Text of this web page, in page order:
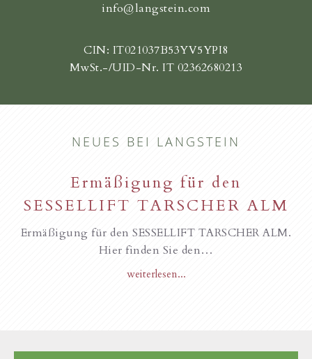
info@langstein.com
CIN: IT021037B53YV5YPI8
MwSt.-/UID-Nr. IT 02362680213
NEUES BEI LANGSTEIN
Ermäßigung für den
SESSELLIFT TARSCHER ALM
Ermäßigung für den SESSELLIFT TARSCHER ALM.
Hier finden Sie den…
weiterlesen...